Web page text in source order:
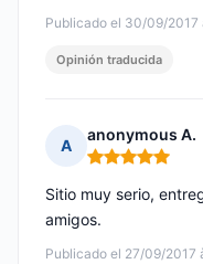
Publicado el 30/09/2017
Opinión traducida
A
anonymous A.
Nota: 5 de 5
Publicado el 27/09/2017
Sitio muy serio,
amigos.